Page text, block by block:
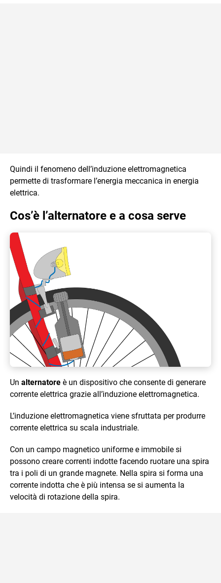
Quindi il fenomeno dell’induzione elettromagnetica
permette di trasformare l’energia meccanica in energia
elettrica.
Cos’è l’alternatore e a cosa serve
Un alternatore è un dispositivo che consente di generare
corrente elettrica grazie all’induzione elettromagnetica.
L’induzione elettromagnetica viene sfruttata per produrre
corrente elettrica su scala industriale.
Con un campo magnetico uniforme e immobile si
possono creare correnti indotte facendo ruotare una spira
tra i poli di un grande magnete. Nella spira si forma una
corrente indotta che è più intensa se si aumenta la
velocità di rotazione della spira.